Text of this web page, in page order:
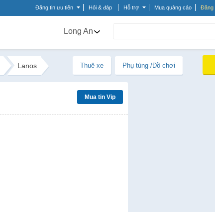
Đăng tin ưu tiên Hỏi & đáp Hỗ trợ Mua quảng cáo Đăng
Long An
Lanos Thuê xe Phụ tùng /Đồ chơi
Mua tin Vip